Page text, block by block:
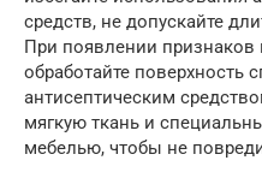
средств, не допускайте
При появлении признаков
обработайте поверхность
антисептическим
мягкую ткань и
мебелью, чтобы не